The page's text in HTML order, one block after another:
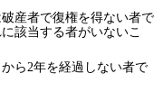
産者で復権を得ない者で
該当する者がいないこ
ら2年を経過しない者で